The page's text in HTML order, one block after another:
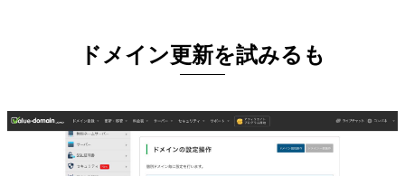
ドメイン更新を試みるも